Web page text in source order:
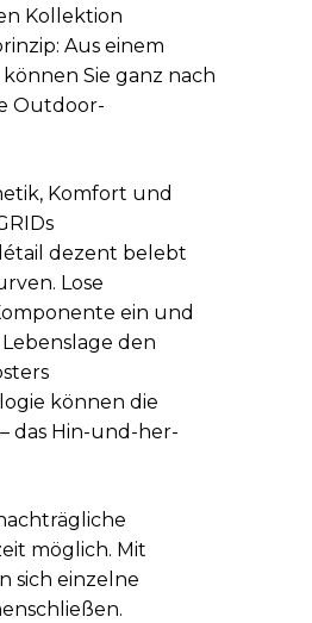
Kollektion
Aus einem
Sie ganz nach
Outdoor-
Komfort und
dezent belebt
Lose
ein und
den
können die
das Hin-und-her-
möglich. Mit
sich einzelne